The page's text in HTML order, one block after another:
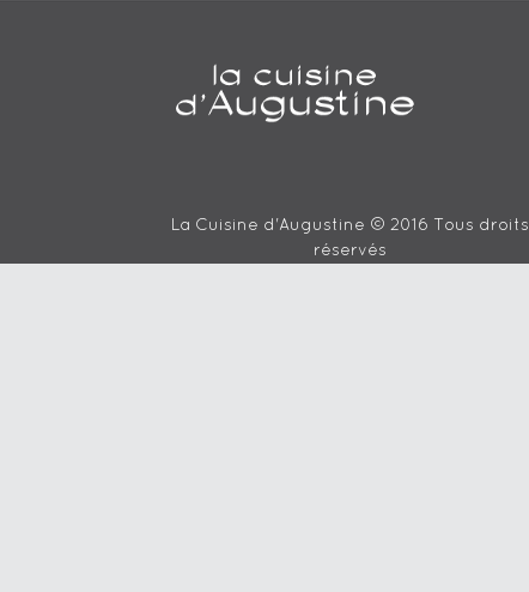
La Cuisine d'Augustine © 2016 Tous droits
réservés